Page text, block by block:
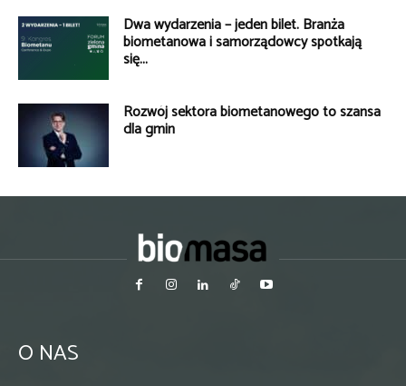
Dwa wydarzenia – jeden bilet. Branża
biometanowa i samorządowcy spotkają
się...
Rozwój sektora biometanowego to szansa
dla gmin
O NAS